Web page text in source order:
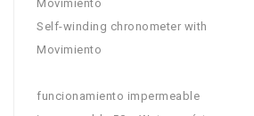
Movimiento
Self-winding chronometer with
Movimiento
funcionamiento impermeable